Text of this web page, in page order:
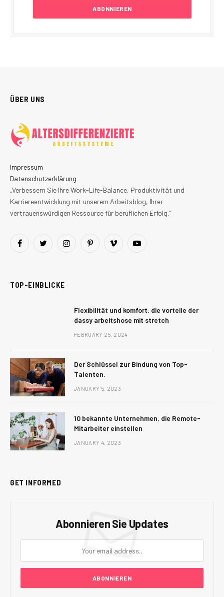
ÜBER UNS
Impressum
Datenschutzerklärung
„Verbessern Sie Ihre Work-Life-Balance, Produktivität und
Karriereentwicklung mit unserem Arbeitsblog, Ihrer
vertrauenswürdigen Ressource für beruflichen Erfolg.“
FacebookTwitterInstagramPinterestVimeo YouTube
TOP-EINBLICKE
Flexibilität und komfort: die vorteile der
dassy arbeitshose mit stretch
FEBRUARY 25, 2024
Der Schlüssel zur Bindung von Top-
Talenten.
JANUARY 5, 2023
10 bekannte Unternehmen, die Remote-
Mitarbeiter einstellen
JANUARY 4, 2023
GET INFORMED
Abonnieren Sie Updates